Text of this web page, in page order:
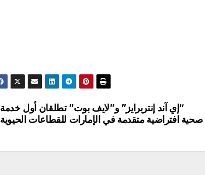
“إي آند إنتربرايز” و”لايف بوت” تطلقان أول خدمة
صحية افتراضية متقدمة في الإمارات للقطاعات الحيوية